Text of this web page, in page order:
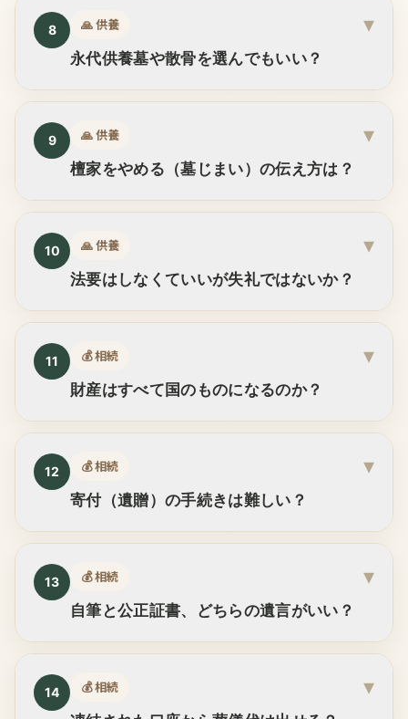
8 🙏供養
永代供養墓や散骨を選んでもいい？
▾
9 🙏供養
檀家をやめる（墓じまい）の伝え方は？
▾
10 🙏供養
法要はしなくていいが失礼ではないか？
▾
11 💰相続
財産はすべて国のものになるのか？
▾
12 💰相続
寄付（遺贈）の手続きは難しい？
▾
13 💰相続
自筆と公正証書、どちらの遺言がいい？
▾
14 💰相続 ▾